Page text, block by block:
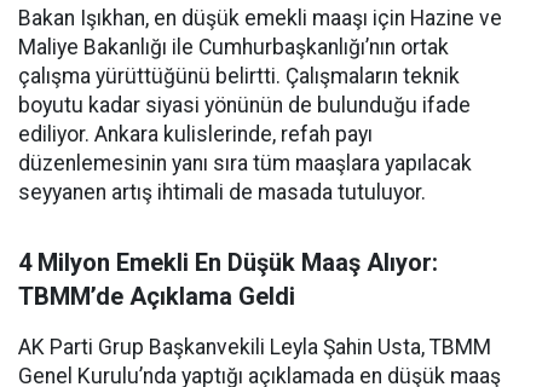
Bakan Işıkhan, en düşük emekli maaşı için Hazine ve
Maliye Bakanlığı ile Cumhurbaşkanlığı’nın ortak
çalışma yürüttüğünü belirtti. Çalışmaların teknik
boyutu kadar siyasi yönünün de bulunduğu ifade
ediliyor. Ankara kulislerinde, refah payı
düzenlemesinin yanı sıra tüm maaşlara yapılacak
seyyanen artış ihtimali de masada tutuluyor.
4 Milyon Emekli En Düşük Maaş Alıyor:
TBMM’de Açıklama Geldi
AK Parti Grup Başkanvekili Leyla Şahin Usta, TBMM
Genel Kurulu’nda yaptığı açıklamada en düşük maaş